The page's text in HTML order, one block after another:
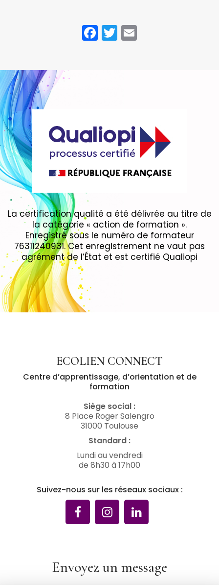
Facebook
Twitter
La certification qualité a été délivrée au titre de
la catégorie « action de formation ».
Enregistré sous le numéro de formateur
76311240931. Cet enregistrement ne vaut pas
agrément de l’État et est certifié Qualiopi
ECOLIEN CONNECT
Centre d’apprentissage, d’orientation et de
formation
Siège social :
8 Place Roger Salengro
31000 Toulouse
Standard :
Lundi au vendredi
de 8h30 à 17h00
Suivez-nous sur les réseaux sociaux :
Envoyez un message